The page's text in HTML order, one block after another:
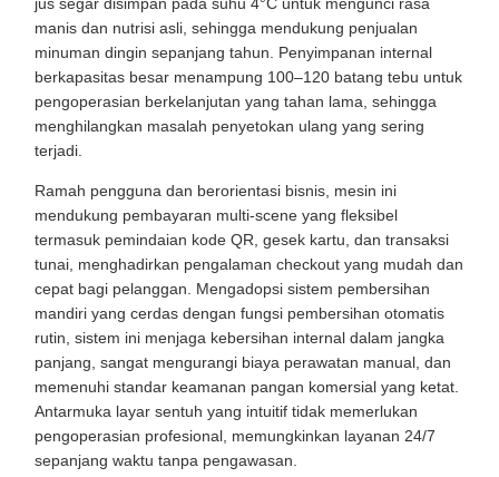
manis dan nutrisi asli, sehingga mendukung penjualan
minuman dingin sepanjang tahun. Penyimpanan internal
berkapasitas besar menampung 100–120 batang tebu untuk
pengoperasian berkelanjutan yang tahan lama, sehingga
menghilangkan masalah penyetokan ulang yang sering
terjadi.
Ramah pengguna dan berorientasi bisnis, mesin ini
mendukung pembayaran multi-scene yang fleksibel
termasuk pemindaian kode QR, gesek kartu, dan transaksi
tunai, menghadirkan pengalaman checkout yang mudah dan
cepat bagi pelanggan. Mengadopsi sistem pembersihan
mandiri yang cerdas dengan fungsi pembersihan otomatis
rutin, sistem ini menjaga kebersihan internal dalam jangka
panjang, sangat mengurangi biaya perawatan manual, dan
memenuhi standar keamanan pangan komersial yang ketat.
Antarmuka layar sentuh yang intuitif tidak memerlukan
pengoperasian profesional, memungkinkan layanan 24/7
sepanjang waktu tanpa pengawasan.